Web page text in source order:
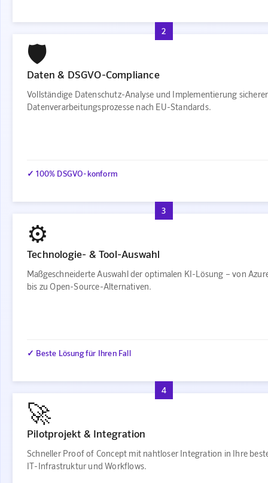
2
🛡️
Daten & DSGVO-Compliance
Vollständige Datenschutz-Analyse und Implementierung sicherer
Datenverarbeitungsprozesse nach EU-Standards.
✓ 100% DSGVO-konform
3
⚙️
Technologie- & Tool-Auswahl
Maßgeschneiderte Auswahl der optimalen KI-Lösung – von
bis zu Open-Source-Alternativen.
✓ Beste Lösung für Ihren Fall
4
🚀
Pilotprojekt & Integration
Schneller Proof of Concept mit nahtloser Integration in Ihre
IT-Infrastruktur und Workflows.